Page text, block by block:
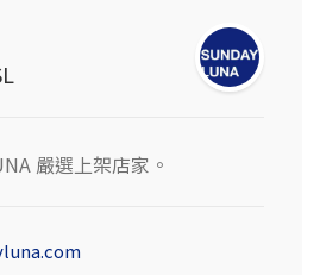
嚴選上架店家。